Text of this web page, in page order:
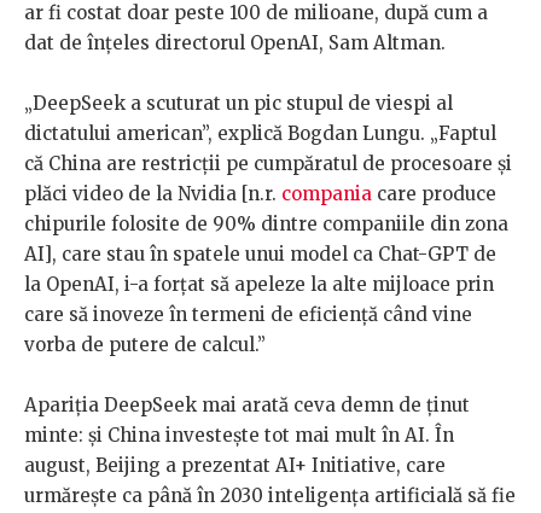
ar fi costat doar peste 100 de milioane, după cum a
dat de înțeles directorul OpenAI, Sam Altman.
„DeepSeek a scuturat un pic stupul de viespi al
dictatului american”, explică Bogdan Lungu. „Faptul
că China are restricții pe cumpăratul de procesoare și
plăci video de la Nvidia [n.r. compania care produce
chipurile folosite de 90% dintre companiile din zona
AI], care stau în spatele unui model ca Chat-GPT de
la OpenAI, i-a forțat să apeleze la alte mijloace prin
care să inoveze în termeni de eficiență când vine
vorba de putere de calcul.”
Apariția DeepSeek mai arată ceva demn de ținut
minte: și China investește tot mai mult în AI. În
august, Beijing a prezentat AI+ Initiative, care
urmărește ca până în 2030 inteligența artificială să fie